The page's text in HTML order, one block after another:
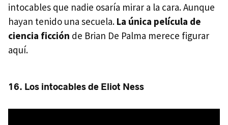
intocables que nadie osaría mirar a la cara. Aunque
hayan tenido una secuela. La única película de
ciencia ficción de Brian De Palma merece figurar
aquí.
16. Los intocables de Eliot Ness